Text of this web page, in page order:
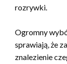
rozrywki.
Ogromny
sprawiają, że
znalezienie